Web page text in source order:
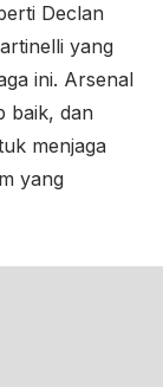
Declan
yang
ini. Arsenal
baik, dan
menjaga
yang